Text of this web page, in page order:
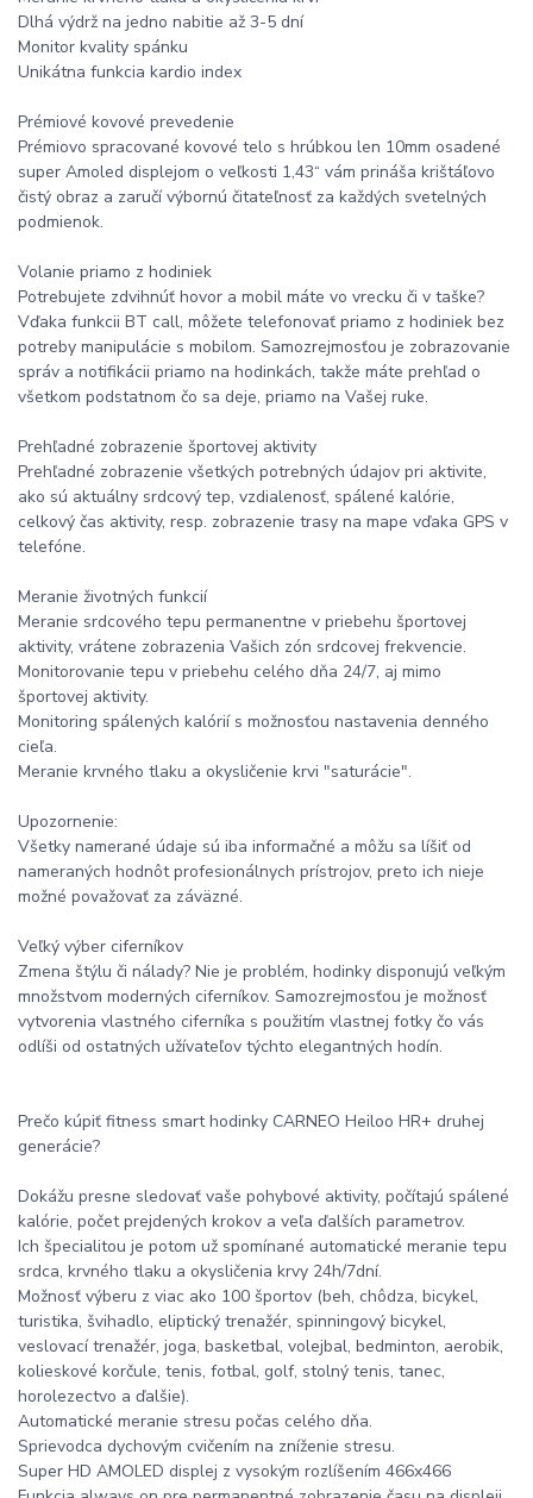
Dlhá výdrž na jedno nabitie až 3-5 dní
Monitor kvality spánku
Unikátna funkcia kardio index
Prémiové kovové prevedenie
Prémiovo spracované kovové telo s hrúbkou len 10mm osadené
super Amoled displejom o veľkosti 1,43“ vám prináša krištáľovo
čistý obraz a zaručí výbornú čitateľnosť za každých svetelných
podmienok.
Volanie priamo z hodiniek
Potrebujete zdvihnúť hovor a mobil máte vo vrecku či v taške?
Vďaka funkcii BT call, môžete telefonovať priamo z hodiniek bez
potreby manipulácie s mobilom. Samozrejmosťou je zobrazovanie
správ a notifikácii priamo na hodinkách, takže máte prehľad o
všetkom podstatnom čo sa deje, priamo na Vašej ruke.
Prehľadné zobrazenie športovej aktivity
Prehľadné zobrazenie všetkých potrebných údajov pri aktivite,
ako sú aktuálny srdcový tep, vzdialenosť, spálené kalórie,
celkový čas aktivity, resp. zobrazenie trasy na mape vďaka GPS v
telefóne.
Meranie životných funkcií
Meranie srdcového tepu permanentne v priebehu športovej
aktivity, vrátene zobrazenia Vašich zón srdcovej frekvencie.
Monitorovanie tepu v priebehu celého dňa 24/7, aj mimo
športovej aktivity.
Monitoring spálených kalórií s možnosťou nastavenia denného
cieľa.
Meranie krvného tlaku a okysličenie krvi "saturácie".
Upozornenie:
Všetky namerané údaje sú iba informačné a môžu sa líšiť od
nameraných hodnôt profesionálnych prístrojov, preto ich nieje
možné považovať za záväzné.
Veľký výber ciferníkov
Zmena štýlu či nálady? Nie je problém, hodinky disponujú veľkým
množstvom moderných ciferníkov. Samozrejmosťou je možnosť
vytvorenia vlastného ciferníka s použitím vlastnej fotky čo vás
odlíši od ostatných užívateľov týchto elegantných hodín.
Prečo kúpiť fitness smart hodinky CARNEO Heiloo HR+ druhej
generácie?
Dokážu presne sledovať vaše pohybové aktivity, počítajú spálené
kalórie, počet prejdených krokov a veľa ďalších parametrov.
Ich špecialitou je potom už spomínané automatické meranie tepu
srdca, krvného tlaku a okysličenia krvy 24h/7dní.
Možnosť výberu z viac ako 100 športov (beh, chôdza, bicykel,
turistika, švihadlo, eliptický trenažér, spinningový bicykel,
veslovací trenažér, joga, basketbal, volejbal, bedminton, aerobik,
kolieskové korčule, tenis, fotbal, golf, stolný tenis, tanec,
horolezectvo a ďalšie).
Automatické meranie stresu počas celého dňa.
Sprievodca dychovým cvičením na zníženie stresu.
Super HD AMOLED displej z vysokým rozlíšením 466x466